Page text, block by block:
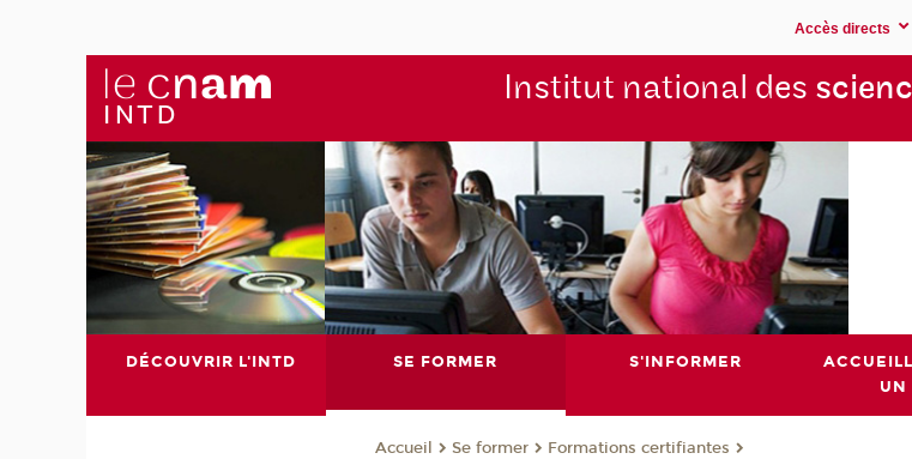
Accès directs
Institut national des
DÉCOUVRIR L'INTD SE FORMER S'INFORMER
UN
Accueil Se former
Formations certifiantes